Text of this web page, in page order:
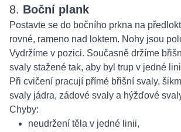
8. Boční plank
Postavte se do bočního prkna na
rovné, rameno nad loktem. Nohy jsou
Vydržíme v pozici. Současně držíme
svaly stažené tak, aby byl trup v jedné
Při cvičení pracují přímé břišní svaly,
svaly jádra, zádové svaly a hýžďové
Chyby:
neudržení těla v jedné linii,